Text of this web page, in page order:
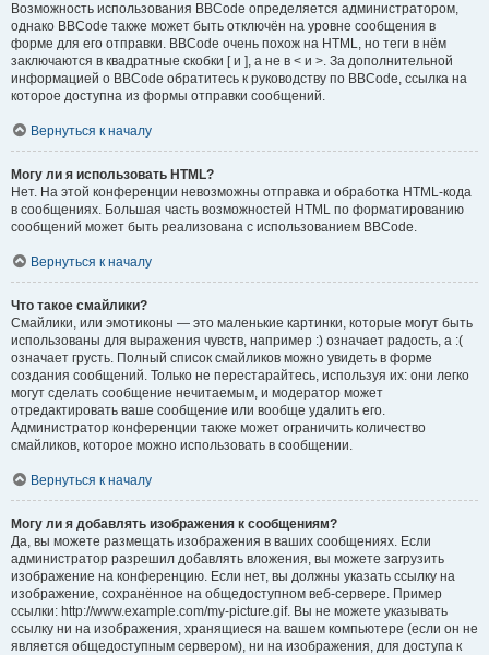
Возможность использования BBCode определяется администратором,
однако BBCode также может быть отключён на уровне сообщения в
форме для его отправки. BBCode очень похож на HTML, но теги в нём
заключаются в квадратные скобки [ и ], а не в < и >. За дополнительной
информацией о BBCode обратитесь к руководству по BBCode, ссылка на
которое доступна из формы отправки сообщений.
Вернуться к началу
Могу ли я использовать HTML?
Нет. На этой конференции невозможны отправка и обработка HTML-кода
в сообщениях. Большая часть возможностей HTML по форматированию
сообщений может быть реализована с использованием BBCode.
Вернуться к началу
Что такое смайлики?
Смайлики, или эмотиконы — это маленькие картинки, которые могут быть
использованы для выражения чувств, например :) означает радость, а :(
означает грусть. Полный список смайликов можно увидеть в форме
создания сообщений. Только не перестарайтесь, используя их: они легко
могут сделать сообщение нечитаемым, и модератор может
отредактировать ваше сообщение или вообще удалить его.
Администратор конференции также может ограничить количество
смайликов, которое можно использовать в сообщении.
Вернуться к началу
Могу ли я добавлять изображения к сообщениям?
Да, вы можете размещать изображения в ваших сообщениях. Если
администратор разрешил добавлять вложения, вы можете загрузить
изображение на конференцию. Если нет, вы должны указать ссылку на
изображение, сохранённое на общедоступном веб-сервере. Пример
ссылки: http://www.example.com/my-picture.gif. Вы не можете указывать
ссылку ни на изображения, хранящиеся на вашем компьютере (если он не
является общедоступным сервером), ни на изображения, для доступа к